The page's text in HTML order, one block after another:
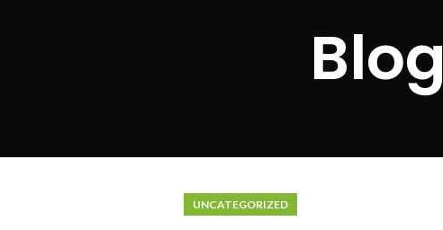
Blog
UNCATEGORIZED